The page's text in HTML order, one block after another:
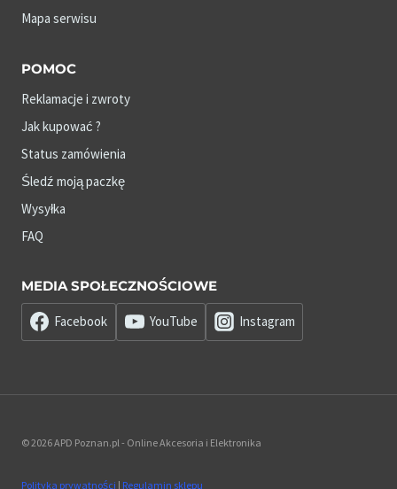
Mapa serwisu
POMOC
Reklamacje i zwroty
Jak kupować ?
Status zamówienia
Śledź moją paczkę
Wysyłka
FAQ
MEDIA SPOŁECZNOŚCIOWE
Facebook YouTube Instagram
© 2026 APD Poznan.pl - Online Akcesoria i Elektronika
Polityka prywatności | Regulamin sklepu